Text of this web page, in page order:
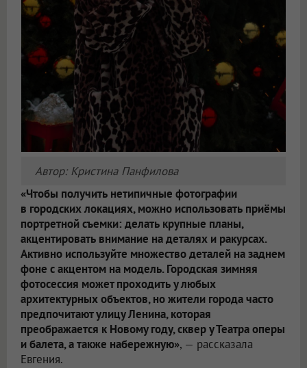
Автор: Кристина Панфилова
«Чтобы получить нетипичные фотографии
в городских локациях, можно использовать приёмы
портретной съемки: делать крупные планы,
акцентировать внимание на деталях и ракурсах.
Активно используйте множество деталей на заднем
фоне с акцентом на модель. Городская зимняя
фотосессия может проходить у любых
архитектурных объектов, но жители города часто
предпочитают улицу Ленина, которая
преображается к Новому году, сквер у Театра оперы
и балета, а также набережную», — рассказала
Евгения.